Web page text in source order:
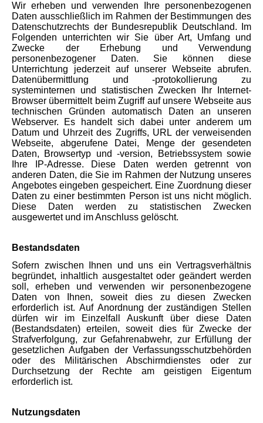
Wir erheben und verwenden Ihre personenbezogenen
Daten ausschließlich im Rahmen der Bestimmungen des
Datenschutzrechts der Bundesrepublik Deutschland. Im
Folgenden unterrichten wir Sie über Art, Umfang und
Zwecke der Erhebung und Verwendung
personenbezogener Daten. Sie können diese
Unterrichtung jederzeit auf unserer Webseite abrufen.
Datenübermittlung und -protokollierung zu
systeminternen und statistischen Zwecken Ihr Internet-
Browser übermittelt beim Zugriff auf unsere Webseite aus
technischen Gründen automatisch Daten an unseren
Webserver. Es handelt sich dabei unter anderem um
Datum und Uhrzeit des Zugriffs, URL der verweisenden
Webseite, abgerufene Datei, Menge der gesendeten
Daten, Browsertyp und -version, Betriebssystem sowie
Ihre IP-Adresse. Diese Daten werden getrennt von
anderen Daten, die Sie im Rahmen der Nutzung unseres
Angebotes eingeben gespeichert. Eine Zuordnung dieser
Daten zu einer bestimmten Person ist uns nicht möglich.
Diese Daten werden zu statistischen Zwecken
ausgewertet und im Anschluss gelöscht.
Bestandsdaten
Sofern zwischen Ihnen und uns ein Vertragsverhältnis
begründet, inhaltlich ausgestaltet oder geändert werden
soll, erheben und verwenden wir personenbezogene
Daten von Ihnen, soweit dies zu diesen Zwecken
erforderlich ist. Auf Anordnung der zuständigen Stellen
dürfen wir im Einzelfall Auskunft über diese Daten
(Bestandsdaten) erteilen, soweit dies für Zwecke der
Strafverfolgung, zur Gefahrenabwehr, zur Erfüllung der
gesetzlichen Aufgaben der Verfassungsschutzbehörden
oder des Militärischen Abschirmdienstes oder zur
Durchsetzung der Rechte am geistigen Eigentum
erforderlich ist.
Nutzungsdaten